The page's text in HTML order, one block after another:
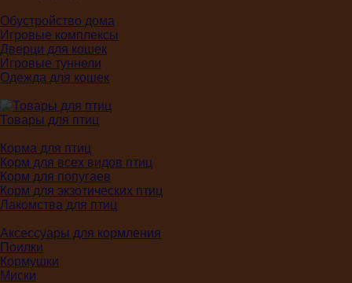
Обустройство дома
Игровые комплексы
Дверци для кошек
Игровые туннели
Одежда для кошек
Товары для птиц
Корма для птиц
Корм для всех видов птиц
Корм для попугаев
Корм для экзотических птиц
Лакомства для птиц
Аксессуары для кормления
Поилки
Кормушки
Миски